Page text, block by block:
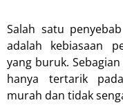
Salah satu
adalah kebiasaan
yang buruk.
hanya tertarik
murah dan tidak